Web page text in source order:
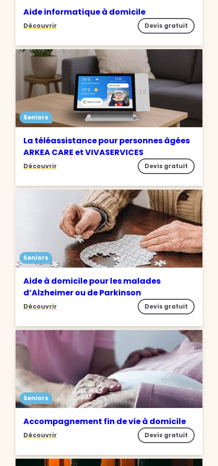
Aide informatique à domicile
Découvrir Devis gratuit
Seniors
La téléassistance pour personnes âgées
ARKEA CARE et VIVASERVICES
Découvrir Devis gratuit
Seniors
Aide à domicile pour les malades
d’Alzheimer ou de Parkinson
Découvrir Devis gratuit
Seniors
Accompagnement fin de vie à domicile
Découvrir Devis gratuit